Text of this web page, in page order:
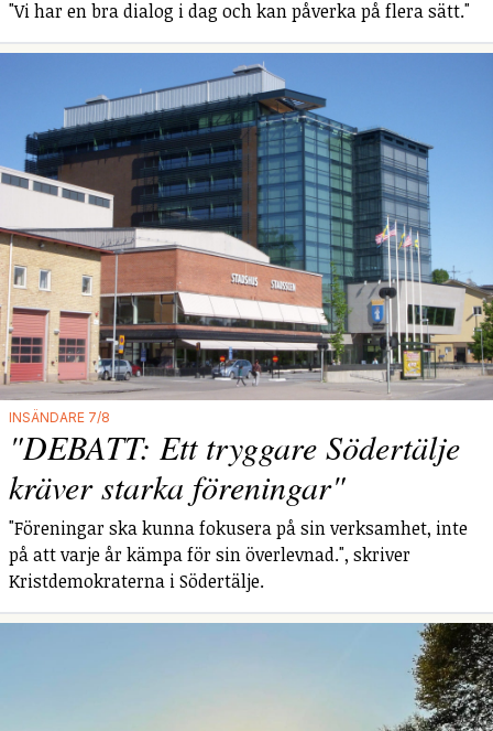
"Vi har en bra dialog i dag och kan påverka på flera sätt."
INSÄNDARE 7/8
"DEBATT: Ett tryggare Södertälje
kräver starka föreningar"
"Föreningar ska kunna fokusera på sin verksamhet, inte
på att varje år kämpa för sin överlevnad.", skriver
Kristdemokraterna i Södertälje.